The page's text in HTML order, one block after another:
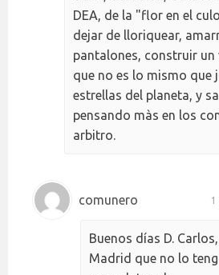
DEA, de la "flor en el
dejar de lloriquear,
pantalones, construir
que no es lo mismo que
estrellas del planeta, y
pensando màs en los
arbitro.
comunero 1
Buenos días D.
Madrid que no lo